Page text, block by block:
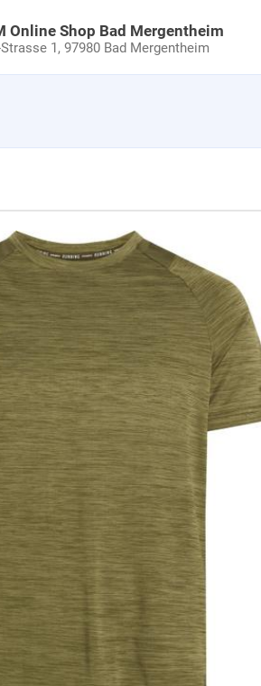
Online Shop Bad Mergentheim
1,97980 Bad Mergentheim